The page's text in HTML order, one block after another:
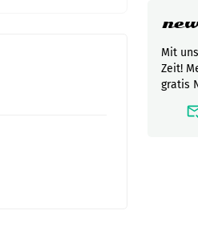
Mit
Zeit!
gratis